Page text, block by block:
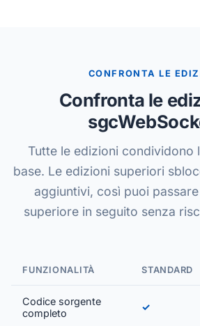
CONFRONTA LE
Confronta le
Tutte le edizioni condividono
base. Le edizioni superiori
aggiuntivi, così puoi
superiore in seguito senza
FUNZIONALITÀ STANDARD
Codice sorgente
completo
✓